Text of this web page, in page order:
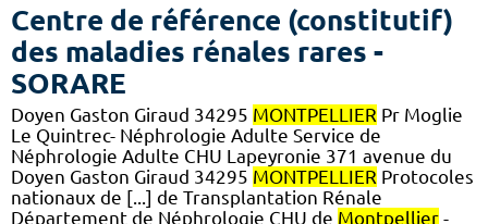
Centre de référence (constitutif)
des maladies rénales rares -
SORARE
Doyen Gaston Giraud 34295 MONTPELLIER Pr Moglie
Le Quintrec- Néphrologie Adulte Service de
Néphrologie Adulte CHU Lapeyronie 371 avenue du
Doyen Gaston Giraud 34295 MONTPELLIER Protocoles
nationaux de [...] de Transplantation Rénale
Département de Néphrologie CHU de Montpellier -